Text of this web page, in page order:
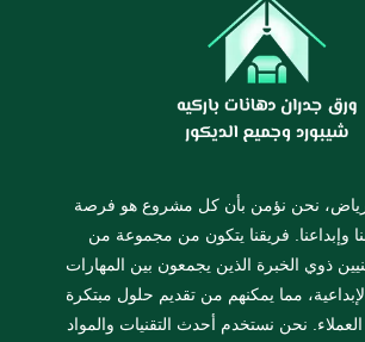
نحن نؤمن بأن كل مشروع هو فرصة
وإبداعنا. فريقنا يتكون من مجموعة من
ذوي الخبرة الذين يجمعون بين المهارات
مما يمكنهم من تقديم حلول مبتكرة
نحن نستخدم أحدث التقنيات والمواد